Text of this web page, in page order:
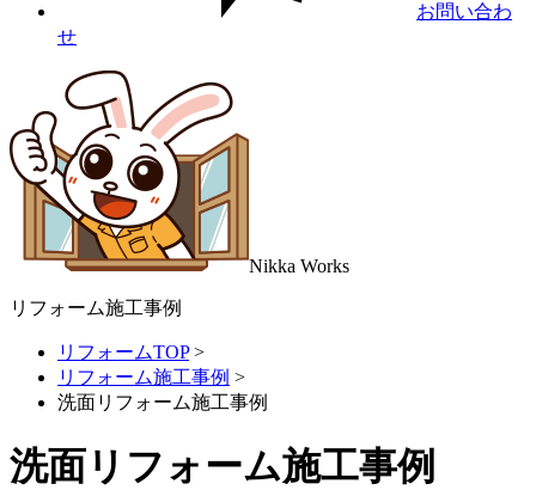
お問い合わ
せ
Nikka Works
リフォーム施工事例
リフォームTOP>
リフォーム施工事例 >
洗面リフォーム施工事例
洗面リフォーム施工事例